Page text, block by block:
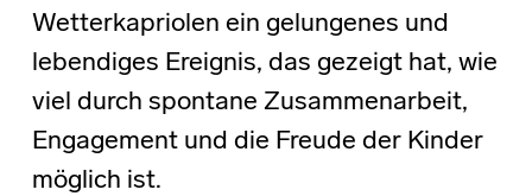
Wetterkapriolen ein gelungenes und
lebendiges Ereignis, das gezeigt hat, wie
viel durch spontane Zusammenarbeit,
Engagement und die Freude der Kinder
möglich ist.